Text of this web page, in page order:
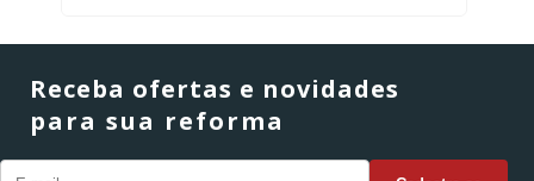
Receba ofertas e novidades
para sua reforma